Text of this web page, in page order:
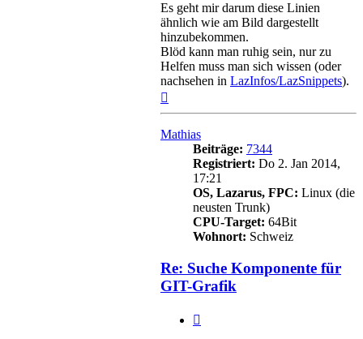
Es geht mir darum diese Linien
ähnlich wie am Bild dargestellt
hinzubekommen.
Blöd kann man ruhig sein, nur zu
Helfen muss man sich wissen (oder
nachsehen in LazInfos/LazSnippets).
Mathias
Beiträge: 7344
Registriert: Do 2. Jan 2014,
17:21
OS, Lazarus, FPC: Linux (die
neusten Trunk)
CPU-Target: 64Bit
Wohnort: Schweiz
Re: Suche Komponente für
GIT-Grafik